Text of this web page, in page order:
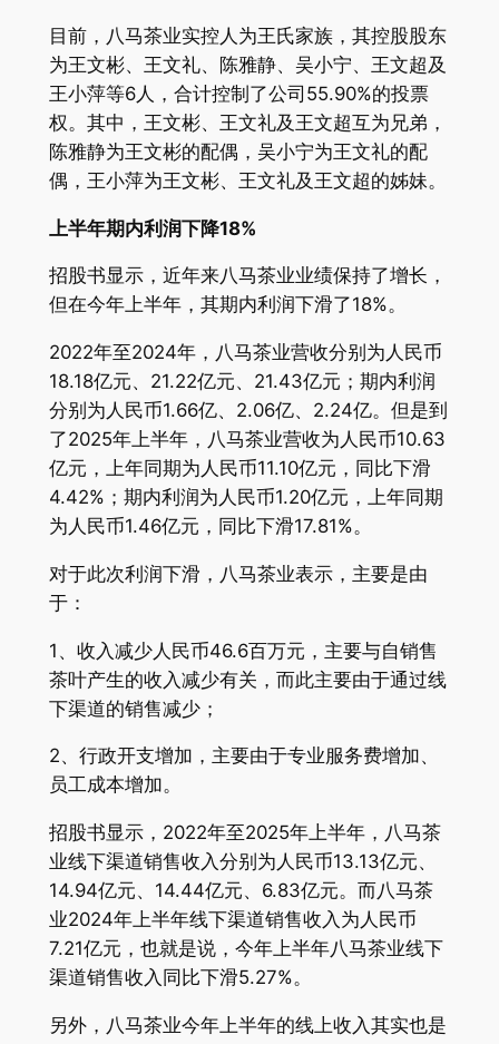
目前，八马茶业实控人为王氏家族，其控股股东
为王文彬、王文礼、陈雅静、吴小宁、王文超及
王小萍等6人，合计控制了公司55.90%的投票
权。其中，王文彬、王文礼及王文超互为兄弟，
陈雅静为王文彬的配偶，吴小宁为王文礼的配
偶，王小萍为王文彬、王文礼及王文超的姊妹。
上半年期内利润下降18%
招股书显示，近年来八马茶业业绩保持了增长，
但在今年上半年，其期内利润下滑了18%。
2022年至2024年，八马茶业营收分别为人民币
18.18亿元、21.22亿元、21.43亿元；期内利润
分别为人民币1.66亿、2.06亿、2.24亿。但是到
了2025年上半年，八马茶业营收为人民币10.63
亿元，上年同期为人民币11.10亿元，同比下滑
4.42%；期内利润为人民币1.20亿元，上年同期
为人民币1.46亿元，同比下滑17.81%。
对于此次利润下滑，八马茶业表示，主要是由
于：
1、收入减少人民币46.6百万元，主要与自销售
茶叶产生的收入减少有关，而此主要由于通过线
下渠道的销售减少；
2、行政开支增加，主要由于专业服务费增加、
员工成本增加。
招股书显示，2022年至2025年上半年，八马茶
业线下渠道销售收入分别为人民币13.13亿元、
14.94亿元、14.44亿元、6.83亿元。而八马茶
业2024年上半年线下渠道销售收入为人民币
7.21亿元，也就是说，今年上半年八马茶业线下
渠道销售收入同比下滑5.27%。
另外，八马茶业今年上半年的线上收入其实也是